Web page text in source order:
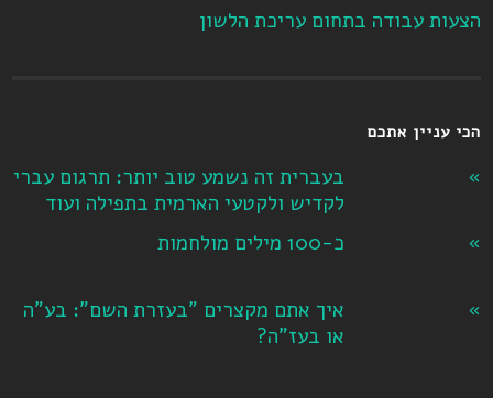
הצעות עבודה בתחום עריכת הלשון
הכי עניין אתכם
בעברית זה נשמע טוב יותר: תרגום עברי
לקדיש ולקטעי הארמית בתפילה ועוד
כ-100 מילים מולחמות
איך אתם מקצרים "בעזרת השם": בע"ה
או בעז"ה?